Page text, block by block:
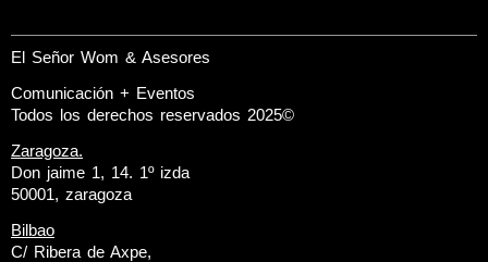
El Señor Wom & Asesores
Comunicación + Eventos
Todos los derechos reservados 2025©
Zaragoza.
Don jaime 1, 14. 1º izda
50001, zaragoza
Bilbao
C/ Ribera de Axpe,